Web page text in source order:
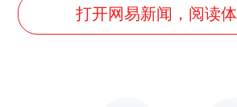
打开网易新闻，阅读